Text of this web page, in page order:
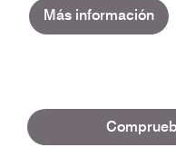
Más información